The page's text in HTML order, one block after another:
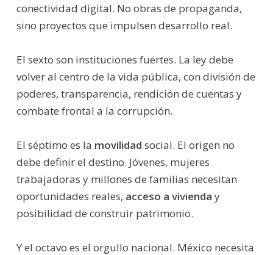
conectividad digital. No obras de propaganda,
sino proyectos que impulsen desarrollo real.
El sexto son instituciones fuertes. La ley debe
volver al centro de la vida pública, con división de
poderes, transparencia, rendición de cuentas y
combate frontal a la corrupción.
El séptimo es la movilidad social. El origen no
debe definir el destino. Jóvenes, mujeres
trabajadoras y millones de familias necesitan
oportunidades reales, acceso a vivienda y
posibilidad de construir patrimonio.
Y el octavo es el orgullo nacional. México necesita